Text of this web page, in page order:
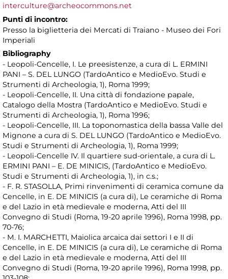
interculture@archeocommons.net
Punti di incontro:
Presso la biglietteria dei Mercati di Traiano - Museo dei Fori
Imperiali
Bibliography
- Leopoli-Cencelle, I. Le preesistenze, a cura di L. ERMINI
PANI – S. DEL LUNGO (TardoAntico e MedioEvo. Studi e
Strumenti di Archeologia, 1), Roma 1999;
- Leopoli-Cencelle, II. Una città di fondazione papale,
Catalogo della Mostra (TardoAntico e MedioEvo. Studi e
Strumenti di Archeologia, 1), Roma 1996;
- Leopoli-Cencelle, III. La toponomastica della bassa Valle del
Mignone a cura di S. DEL LUNGO (TardoAntico e MedioEvo.
Studi e Strumenti di Archeologia, 1), Roma 1999;
- Leopoli-Cencelle IV. Il quartiere sud-orientale, a cura di L.
ERMINI PANI – E. DE MINICIS, (TardoAntico e MedioEvo.
Studi e Strumenti di Archeologia, 1), in c.s.;
- F. R. STASOLLA, Primi rinvenimenti di ceramica comune da
Cencelle, in E. DE MINICIS (a cura di), Le ceramiche di Roma
e del Lazio in età medievale e moderna, Atti del III
Convegno di Studi (Roma, 19-20 aprile 1996), Roma 1998, pp.
70-76;
- M. I. MARCHETTI, Maiolica arcaica dai settori I e II di
Cencelle, in E. DE MINICIS (a cura di), Le ceramiche di Roma
e del Lazio in età medievale e moderna, Atti del III
Convegno di Studi (Roma, 19-20 aprile 1996), Roma 1998, pp.